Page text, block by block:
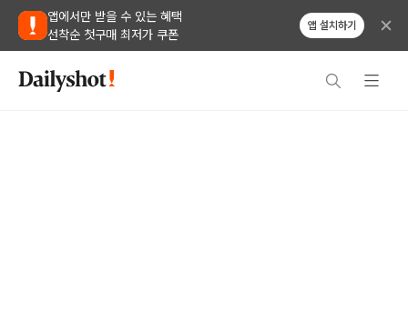
앱에서만 받을 수 있는 혜택
선착순 첫구매 최저가 쿠폰
앱 설치하기